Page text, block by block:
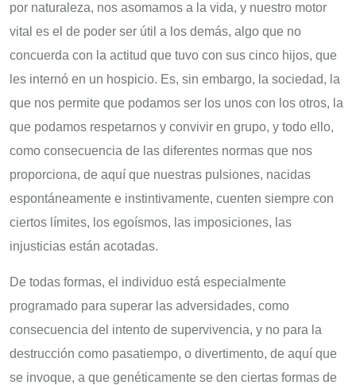
por naturaleza, nos asomamos a la vida, y nuestro motor
vital es el de poder ser útil a los demás, algo que no
concuerda con la actitud que tuvo con sus cinco hijos, que
les internó en un hospicio. Es, sin embargo, la sociedad, la
que nos permite que podamos ser los unos con los otros, la
que podamos respetarnos y convivir en grupo, y todo ello,
como consecuencia de las diferentes normas que nos
proporciona, de aquí que nuestras pulsiones, nacidas
espontáneamente e instintivamente, cuenten siempre con
ciertos límites, los egoísmos, las imposiciones, las
injusticias están acotadas.
De todas formas, el individuo está especialmente
programado para superar las adversidades, como
consecuencia del intento de supervivencia, y no para la
destrucción como pasatiempo, o divertimento, de aquí que
se invoque, a que genéticamente se den ciertas formas de